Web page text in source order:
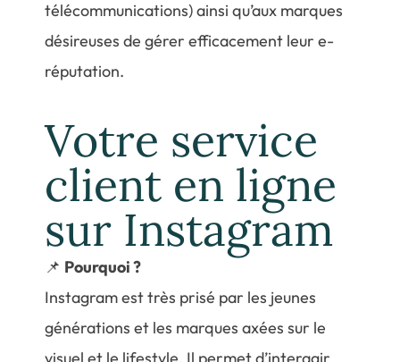
télécommunications) ainsi qu’aux marques
désireuses de gérer efficacement leur e-
réputation.
Votre service
client en ligne
sur Instagram
📌 Pourquoi ?
Instagram est très prisé par les jeunes
générations et les marques axées sur le
visuel et le lifestyle. Il permet d’interagir